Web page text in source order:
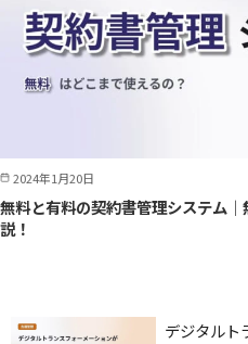
2024年1月20日
無料と有料の契約書管理システム
説！
デジタルト